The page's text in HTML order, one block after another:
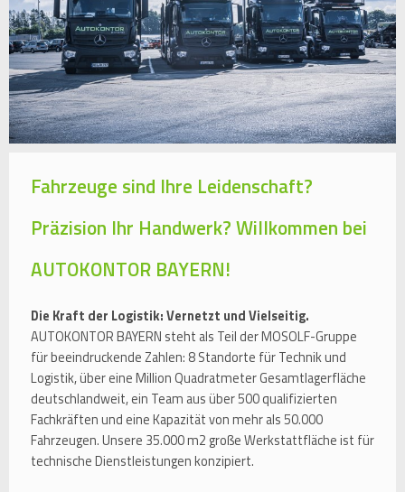
Fahrzeuge sind Ihre Leidenschaft?
Präzision Ihr Handwerk? Willkommen bei
AUTOKONTOR BAYERN!
Die Kraft der Logistik: Vernetzt und Vielseitig.
AUTOKONTOR BAYERN steht als Teil der MOSOLF-Gruppe
für beeindruckende Zahlen: 8 Standorte für Technik und
Logistik, über eine Million Quadratmeter Gesamtlagerfläche
deutschlandweit, ein Team aus über 500 qualifizierten
Fachkräften und eine Kapazität von mehr als 50.000
Fahrzeugen. Unsere 35.000 m2 große Werkstattfläche ist für
technische Dienstleistungen konzipiert.